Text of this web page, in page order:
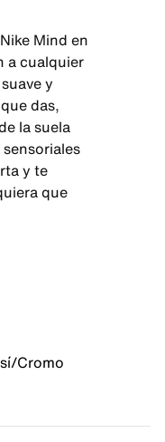
Mind en
a cualquier
y
das,
la suela
y te
que
Cromo